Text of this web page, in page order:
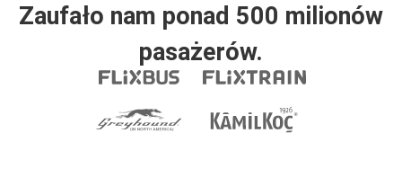
Zaufało nam ponad 500 milionów
pasażerów.